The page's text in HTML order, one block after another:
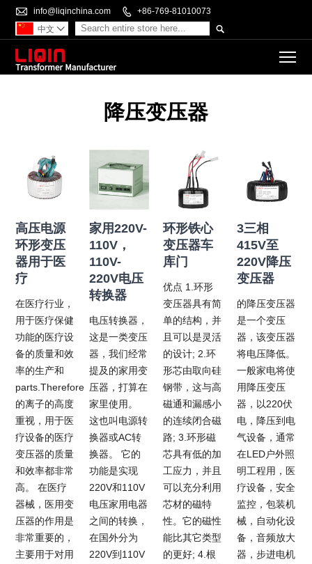
 info@liqinchina.com  +86-769-81010073

中文 
降压变压器
高压电源
环形变压
器用于医
疗
在医疗行业，
用于医疗保健
功能的医疗设
备的质量和效
率的生产和
parts.Therefore
的离子的高度
重视，用于医
疗设备的医疗
变压器的质量
和效率都非常
高。 在医疗
器械，医用变
压器的作用是
非常重要的，
主要用于对用
家用220V-
110V，
110V-
220V电压
转换器
电压转换器，
这是一类变压
器，我们经常
提及的家用变
压器，打算在
家里使用。
这也叫电源转
换器或AC转
换器。 它的
功能是实现
220V和110V
电压家用电器
之间的转换，
在国外分为
220V到110V
环形铁心
变压器车
库门
优点 1.环形
变压器具有简
单的结构，并
且可以是灵活
的设计; 2.环
形芯由取向硅
钢带，这与高
磁通和漏感小
的连续闭合磁
路; 3.环形磁
芯具有低的加
工应力，并且
可以充分利用
芯材的磁特
性。它的磁性
能比其它类型
的更好; 4.根
3三相
415V至
220V降压
变压器
的降压变压器
是一个变压
器，该变压器
将电压降低。
一般家电将使
用降压变压
器，以220伏
电，降压到电
气设备，通常
在LED户外照
明工程用，医
疗设备，安全
监控，包装机
械，自动化设
备，音频放大
器，步进电机